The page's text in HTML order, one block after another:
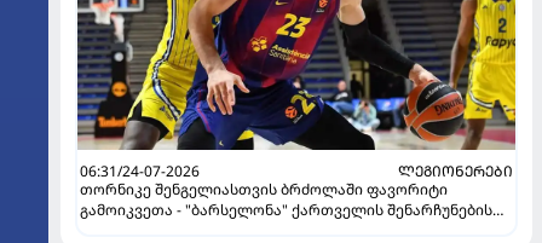
06:31/24-07-2026
ᲚᲔᲒᲘᲝᲜᲔᲠᲔᲑᲘ
თორნიკე შენგელიასთვის ბრძოლაში ფავორიტი
გამოიკვეთა - "ბარსელონა" ქართველის შენარჩუნების